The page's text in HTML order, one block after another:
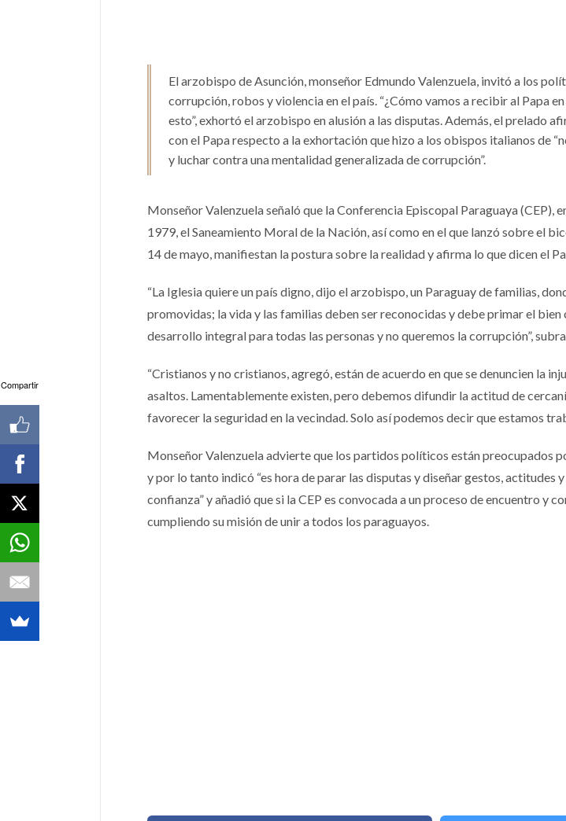
El arzobispo de Asunción, monseñor Edmundo Valenzuela, invitó a los
corrupción, robos y violencia en el país. “¿Cómo vamos a recibir al Papa
esto”, exhortó el arzobispo en alusión a las disputas. Además, el prelado
con el Papa respecto a la exhortación que hizo a los obispos italianos de
y luchar contra una mentalidad generalizada de corrupción”.
Monseñor Valenzuela señaló que la Conferencia Episcopal Paraguaya (CEP),
1979, el Saneamiento Moral de la Nación, así como en el que lanzó sobre el
14 de mayo, manifiestan la postura sobre la realidad y afirma lo que dicen el
“La Iglesia quiere un país digno, dijo el arzobispo, un Paraguay de familias,
promovidas; la vida y las familias deben ser reconocidas y debe primar el bien
desarrollo integral para todas las personas y no queremos la corrupción”,
“Cristianos y no cristianos, agregó, están de acuerdo en que se denuncien la
asaltos. Lamentablemente existen, pero debemos difundir la actitud de
favorecer la seguridad en la vecindad. Solo así podemos decir que estamos
Monseñor Valenzuela advierte que los partidos políticos están preocupados
y por lo tanto indicó “es hora de parar las disputas y diseñar gestos, actitudes
confianza” y añadió que si la CEP es convocada a un proceso de encuentro y
cumpliendo su misión de unir a todos los paraguayos.
Compartir